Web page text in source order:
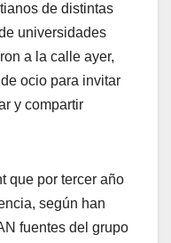
de distintas
universidades
a la calle ayer,
ocio para invitar
y compartir
que por tercer año
según han
fuentes del grupo